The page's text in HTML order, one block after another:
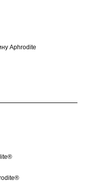
Aphrodite